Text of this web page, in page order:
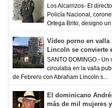
Los Alcarrizos- El
Policía Nacional,
Ortega Brito, designo un
Vídeo porno en
Lincoln se convierte
SANTO DOMINGO.-
circulaba en la valla
de Febrero con Abraham Lincoln s...
El dominicano
más de mil mujeres